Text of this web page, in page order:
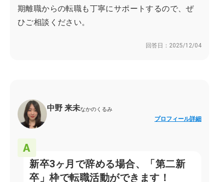
期離職からの転職も丁寧にサポートするので、ぜ
ひご相談ください。
回答日： 2025/12/04
中野 来未なかのくるみ
プロフィール詳細
新卒3ヶ月で辞める場合、「第二新
卒」枠で転職活動ができます！